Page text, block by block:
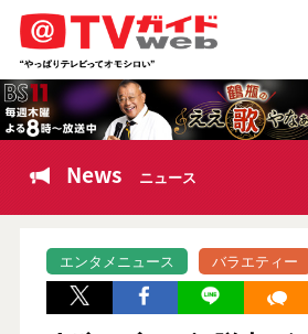
News ニュース
エンタメニュース バラエティー